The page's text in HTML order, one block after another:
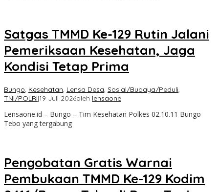
Satgas TMMD Ke-129 Rutin Jalani
Pemeriksaan Kesehatan, Jaga
Kondisi Tetap Prima
Bungo, Kesehatan, Lensa Desa, Sosial/Budaya/Peduli,
TNI/POLRI|19 Juli 2026oleh lensaone
Lensaone.id – Bungo – Tim Kesehatan Polkes 02.10.11 Bungo
Tebo yang tergabung
Pengobatan Gratis Warnai
Pembukaan TMMD Ke-129 Kodim